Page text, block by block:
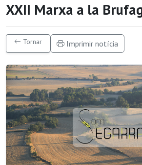
XXII Marxa a la
Tornar Imprimir notícia